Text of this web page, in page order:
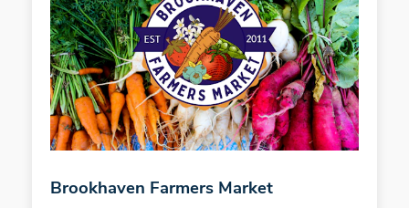
Brookhaven Farmers Market